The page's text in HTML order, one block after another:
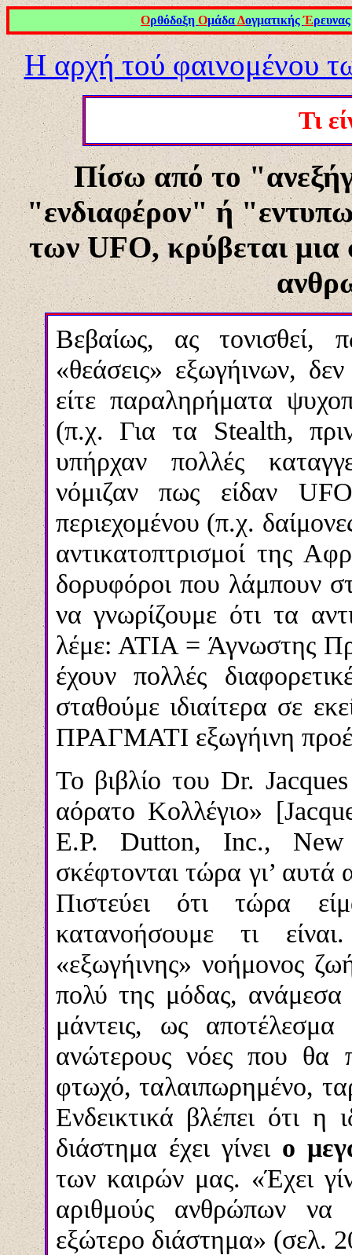
Ορθόδοξη ΟμάδαΔογματικήςΈρευνας
Η αρχή τού φαινομένου
Τι
Πίσω από το
"ενδιαφέρον" ή
τωνUFO,κρύβεται
Βεβαίως, ας τονισθεί,
«θεάσεις» εξωγήινων,
είτε παραληρήματα
(π.χ. Για τα Stealth,
υπήρχαν πολλές
νόμιζαν πως είδαν
περιεχομένου (π.χ.
αντικατοπτρισμοί της
δορυφόροι που λάμπουν
να γνωρίζουμε ότι τα
λέμε: ΑΤΙΑ = Άγνωστης
έχουν πολλές
σταθούμε ιδιαίτερα σε
ΠΡΑΓΜΑΤΙ εξωγήινη
Το βιβλίο του Dr.
αόρατο Κολλέγιο»
E.P. Dutton, Inc., New
σκέφτονται τώρα γι’ αυτά
Πιστεύει ότι τώρα
κατανοήσουμε τι
«εξωγήινης» νοήμονος
πολύ της μόδας, ανάμεσα
μάντεις, ως
ανώτερους νόες που θα
φτωχό, ταλαιπωρημένο,
Ενδεικτικά βλέπει ότι η
διάστημα έχει γίνει ο
των καιρών μας. «Έχει
αριθμούς ανθρώπων να
εξώτερο διάστημα» (σελ.